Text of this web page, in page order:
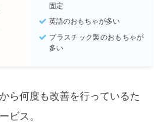
固定
英語のおもちゃが多い
プラスチック製のおもちゃが
多い
ら何度も改善を行っているた
ビス。